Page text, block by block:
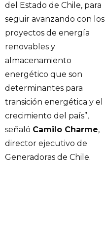
del Estado de Chile, para
seguir avanzando con los
proyectos de energía
renovables y
almacenamiento
energético que son
determinantes para
transición energética y el
crecimiento del país”,
señaló Camilo Charme,
director ejecutivo de
Generadoras de Chile.